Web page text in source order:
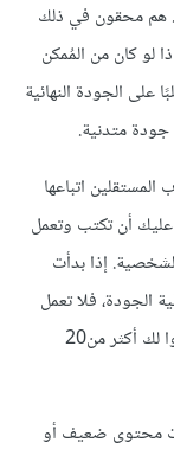
هم محقون في ذلك
لو كان من المُمكن
الجودة النهائية
جودة متدنية.
اتباعها
أن تكتب وتعمل
إذا بدأت
الجودة، فلا تعمل
على كتابة مقالات قيمتها 50 دولار لعملاء لن يدفعوا لك أكثر من20
محتوى ضعيف أو